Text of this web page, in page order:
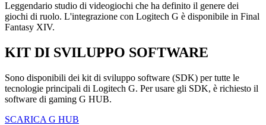
Leggendario studio di videogiochi che ha definito il genere dei
giochi di ruolo. L'integrazione con Logitech G è disponibile in Final
Fantasy XIV.
KIT DI SVILUPPO SOFTWARE
Sono disponibili dei kit di sviluppo software (SDK) per tutte le
tecnologie principali di Logitech G. Per usare gli SDK, è richiesto il
software di gaming G HUB.
SCARICA G HUB